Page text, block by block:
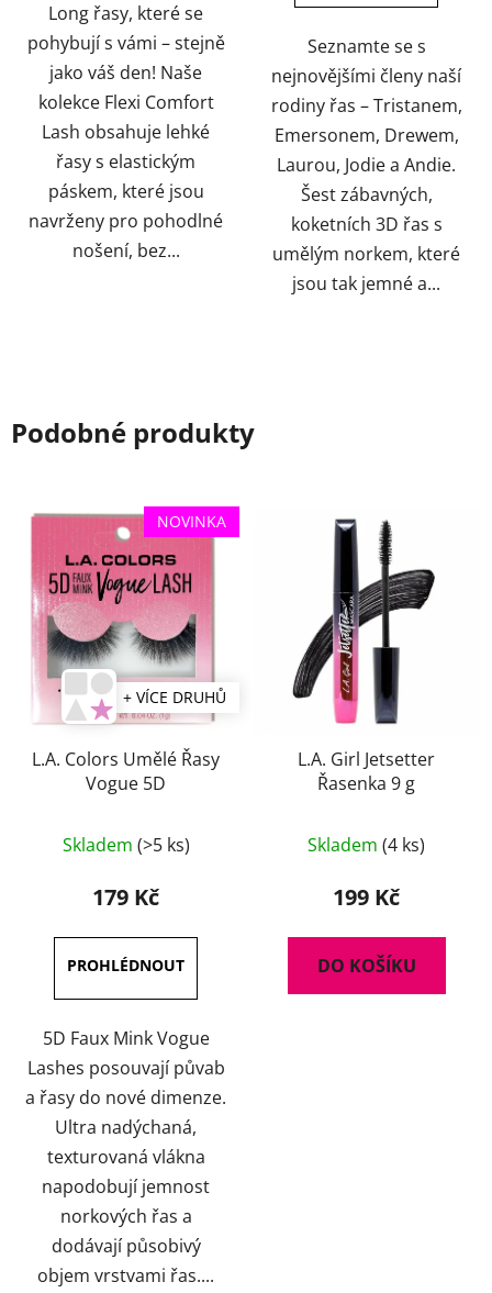
Long řasy, které se
pohybují s vámi – stejně
jako váš den! Naše
kolekce Flexi Comfort
Lash obsahuje lehké
řasy s elastickým
páskem, které jsou
navrženy pro pohodlné
nošení, bez...
hvězdiček.
Seznamte se s
nejnovějšími členy naší
rodiny řas – Tristanem,
Emersonem, Drewem,
Laurou, Jodie a Andie.
Šest zábavných,
koketních 3D řas s
umělým norkem, které
jsou tak jemné a...
Podobné produkty
NOVINKA
+ VÍCE DRUHŮ
L.A. Colors Umělé Řasy
Vogue 5D
Skladem (>5 ks)
179 Kč
5D Faux Mink Vogue
Lashes posouvají půvab
a řasy do nové dimenze.
Ultra nadýchaná,
texturovaná vlákna
napodobují jemnost
norkových řas a
dodávají působivý
objem vrstvami řas....
L.A. Girl Jetsetter
Řasenka 9 g
hodnocení
produktu
5,0
z
Skladem (4 ks)
199 Kč
DO KOŠÍKU